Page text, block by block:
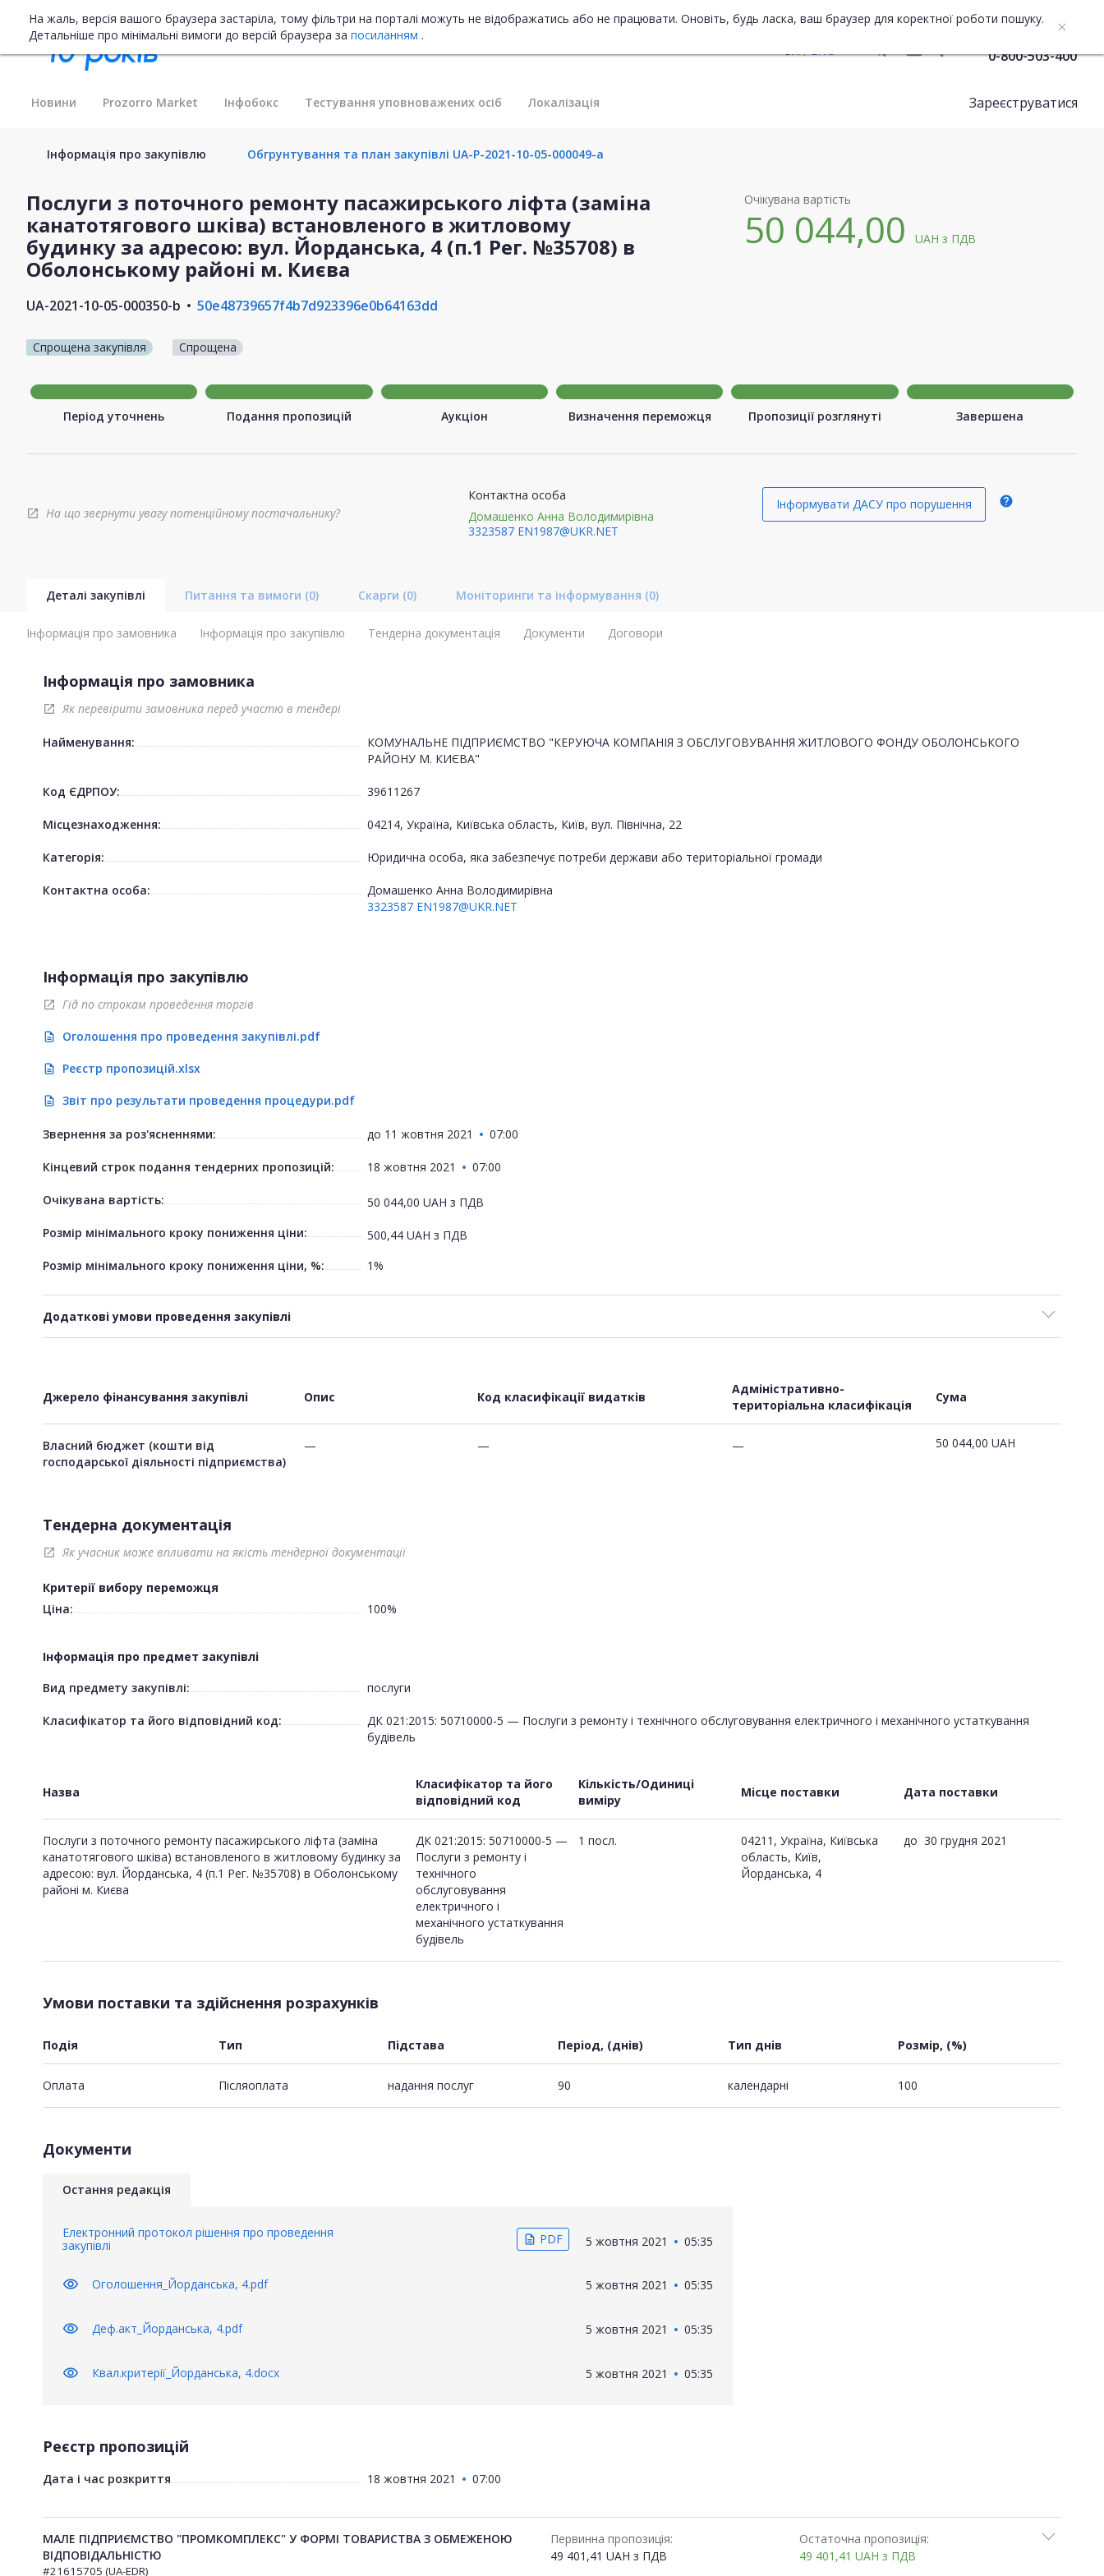
На жаль, версія вашого браузера застаріла, тому фільтри на порталі можуть не відображатись або не працювати. Оновіть, будь ласка, ваш браузер для коректної роботи пошуку.
Детальніше про мінімальні вимоги до версій браузера за посиланням .
UA
ENG 0-800-503-400
Новини Prozorro Market Інфобокс Тестування уповноважених осіб Локалізація Зареєструватися
Інформація про закупівлю Обгрунтування та план закупівлі UA-P-2021-10-05-000049-a
Послуги з поточного ремонту пасажирського ліфта (заміна
канатотягового шківа) встановленого в житловому
будинку за адресою: вул. Йорданська, 4 (п.1 Рег. №35708) в
Оболонському районі м. Києва
UA-2021-10-05-000350-b 50e48739657f4b7d923396e0b64163dd
Спрощена закупівля Спрощена
Очікувана вартість
50 044,00UAHз ПДВ
Період уточнень Подання пропозицій Аукціон Визначення переможця Пропозиції розглянуті Завершена
open_in_new На що звернути увагу потенційному постачальнику?
Контактна особа
Домашенко Анна Володимирівна
3323587 EN1987@UKR.NET
Інформувати ДАСУ про порушення help
Деталі закупівлі Питання та вимоги (0) Скарги (0) Моніторинги та інформування (0)
Інформація про замовника Інформація про закупівлю Тендерна документація Документи Договори
Інформація про замовника
open_in_new Як перевірити замовника перед участю в тендері
Найменування:
КОМУНАЛЬНЕ ПІДПРИЄМСТВО "КЕРУЮЧА КОМПАНІЯ З ОБСЛУГОВУВАННЯ ЖИТЛОВОГО ФОНДУ ОБОЛОНСЬКОГО
РАЙОНУ М. КИЄВА"
Код ЄДРПОУ: 39611267
Місцезнаходження: 04214, Україна, Київська область, Київ, вул. Північна, 22
Категорія: Юридична особа, яка забезпечує потреби держави або територіальної громади
Контактна особа:
Домашенко Анна Володимирівна
3323587 EN1987@UKR.NET
Інформація про закупівлю
open_in_new Гід по строкам проведення торгів
description Оголошення про проведення закупівлі.pdf
description Реєстр пропозицій.xlsx
description Звіт про результати проведення процедури.pdf
Звернення за роз'ясненнями: до 11 жовтня 2021 07:00
Кінцевий строк подання тендерних пропозицій: 18 жовтня 2021 07:00
Очікувана вартість: 50 044,00 UAH з ПДВ
Розмір мінімального кроку пониження ціни:
500,44 UAH з ПДВ
Розмір мінімального кроку пониження ціни, %:
1%
Додаткові умови проведення закупівлі
Джерело фінансування закупівлі Опис Код класифікації видатків
Адміністративно-
територіальна класифікація
Сума
Власний бюджет (кошти від
господарської діяльності підприємства)
— — — 50 044,00 UAH
Тендерна документація
open_in_new Як учасник може впливати на якість тендерної документації
Критерії вибору переможця
Ціна:
100%
Інформація про предмет закупівлі
Вид предмету закупівлі:
послуги
Класифікатор та його відповідний код:
ДК 021:2015: 50710000-5 — Послуги з ремонту і технічного обслуговування електричного і механічного устаткування
будівель
Назва
Класифікатор та його
відповідний код
Кількість/Одиниці
виміру
Місце поставки Дата поставки
Послуги з поточного ремонту пасажирського ліфта (заміна
канатотягового шківа) встановленого в житловому будинку за
адресою: вул. Йорданська, 4 (п.1 Рег. №35708) в Оболонському
районі м. Києва
ДК 021:2015: 50710000-5 —
Послуги з ремонту і
технічного
обслуговування
електричного і
механічного устаткування
будівель
1 посл.
04211, Україна, Київська
область, Київ,
Йорданська, 4
до 30 грудня 2021
Умови поставки та здійснення розрахунків
Подія Тип Підстава Період, (днів) Тип днів Розмір, (%)
Оплата Пiсляоплата надання послуг 90 календарні 100
Документи
Остання редакція
Електронний протокол рішення про проведення
закупівлі
description PDF 5 жовтня 2021 05:35
visibility Оголошення_Йорданська, 4.pdf 5 жовтня 2021 05:35
visibility Деф.акт_Йорданська, 4.pdf 5 жовтня 2021 05:35
visibility Квал.критерії_Йорданська, 4.docx 5 жовтня 2021 05:35
Реєстр пропозицій
Дата і час розкриття 18 жовтня 2021 07:00
МАЛЕ ПІДПРИЄМСТВО "ПРОМКОМПЛЕКС" У ФОРМІ ТОВАРИСТВА З ОБМЕЖЕНОЮ
ВІДПОВІДАЛЬНІСТЮ
#21615705 (UA-EDR)
Первинна пропозиція:
49 401,41 UAH з ПДВ
Остаточна пропозиція:
49 401,41UAHз ПДВ